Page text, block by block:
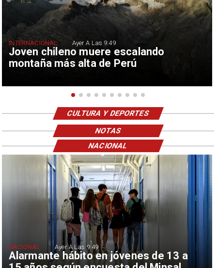
Joven chileno muere escalando
montaña más alta de Perú
INTERNACIONAL Ayer A Las 9:49
CULTURA Y DEPORTES
NOTAS
Alarmante hábito en jóvenes de 13 a
NACIONAL Ayer A Las 9:49
NACIONAL